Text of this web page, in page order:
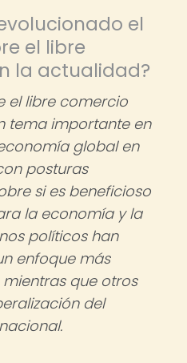
el
el libre
la actualidad?
el libre comercio
tema importante en
global en
posturas
si es beneficioso
la economía y la
políticos han
enfoque más
que otros
del